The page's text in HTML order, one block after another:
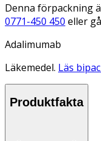
Denna förpackning
0771-450 450 eller
Adalimumab
Läkemedel. Läs
Produktfakta